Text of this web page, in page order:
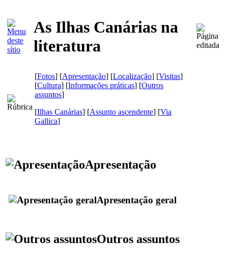
As Ilhas Canárias na
literatura
[Fotos] [Apresentação] [Localização] [Visitas]
[Cultura] [Informações práticas] [Outros
assuntos]
[Ilhas Canárias] [Assunto ascendente] [Via
Gallica]
Apresentação
Apresentação geral
Outros assuntos